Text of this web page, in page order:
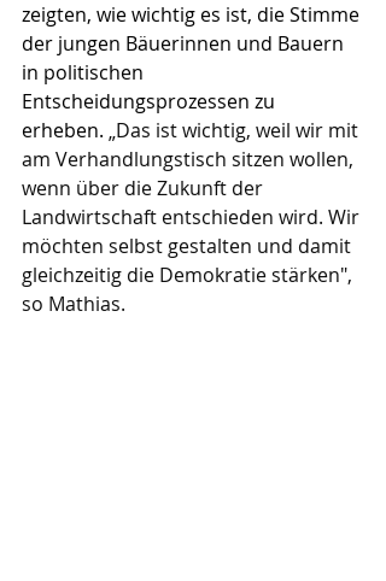
zeigten, wie wichtig es ist, die Stimme
der jungen Bäuerinnen und Bauern
in politischen
Entscheidungsprozessen zu
erheben. „Das ist wichtig, weil wir mit
am Verhandlungstisch sitzen wollen,
wenn über die Zukunft der
Landwirtschaft entschieden wird. Wir
möchten selbst gestalten und damit
gleichzeitig die Demokratie stärken",
so Mathias.